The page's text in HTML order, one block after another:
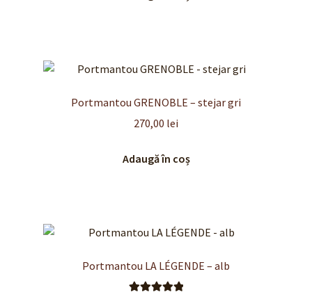
Portmantou GRENOBLE – stejar gri
270,00 lei
Adaugă în coș
Portmantou LA LÉGENDE – alb